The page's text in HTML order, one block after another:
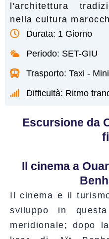
l'architettura
nella cultura
Durata: 1 Giorno
Periodo: SET-GIU
Trasporto: Taxi -
Difficultà: Ritmo
Escursione da
Il cinema a
Il cinema e il
sviluppo in
meridionale; dopo